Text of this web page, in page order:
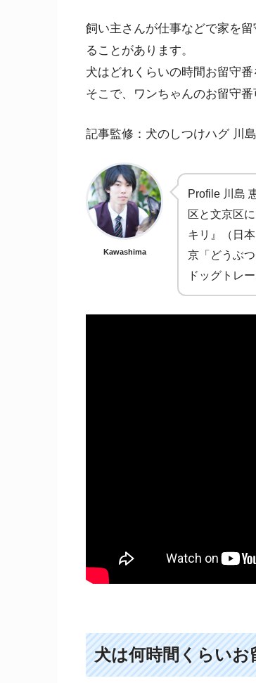
飼い主さんが仕事などで家を
ることがあります。
犬はどれくらいの時間お留守
そこで、ワンちゃんのお留守
記事監修：犬のしつけハグ 川
Kawashima
Profile 川島
区と文京区
キリ』（日
京「どうぶ
ドッグトレ
犬は何時間くらい